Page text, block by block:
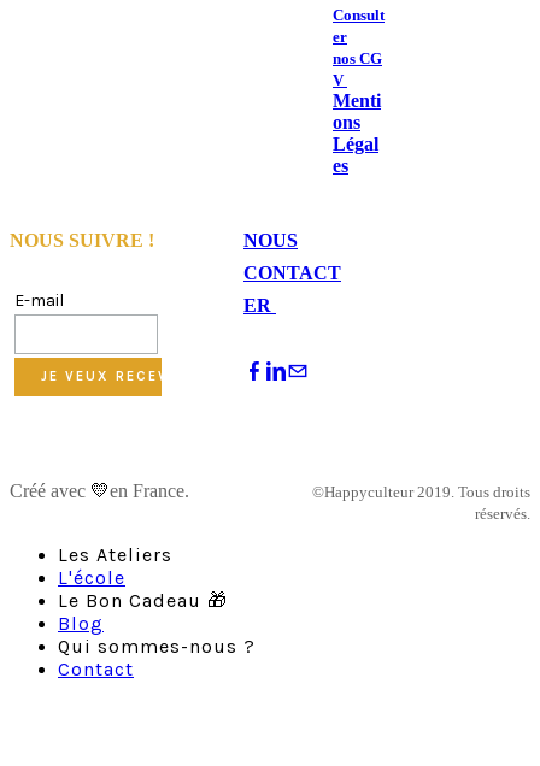
Consult
er
nos CG
V
Menti
ons
Légal
es
NOUS SUIVRE !
E-mail
NOUS
CONTACT
ER
Créé avec 💛en France.
©Happyculteur 2019. Tous droits
réservés.
Les Ateliers
L'école
Le Bon Cadeau 🎁
Blog
Qui sommes-nous ?
Contact